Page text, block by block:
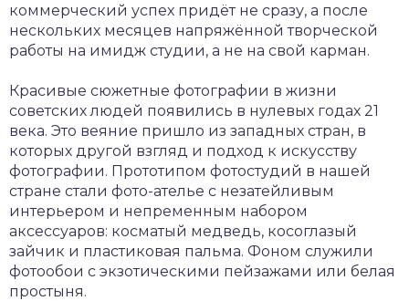
коммерческий успех придёт не сразу, а после
нескольких месяцев напряжённой творческой
работы на имидж студии, а не на свой карман.
Красивые сюжетные фотографии в жизни
советских людей появились в нулевых годах 21
века. Это веяние пришло из западных стран, в
которых другой взгляд и подход к искусству
фотографии. Прототипом фотостудий в нашей
стране стали фото-ателье с незатейливым
интерьером и непременным набором
аксессуаров: косматый медведь, косоглазый
зайчик и пластиковая пальма. Фоном служили
фотообои с экзотическими пейзажами или белая
простыня.